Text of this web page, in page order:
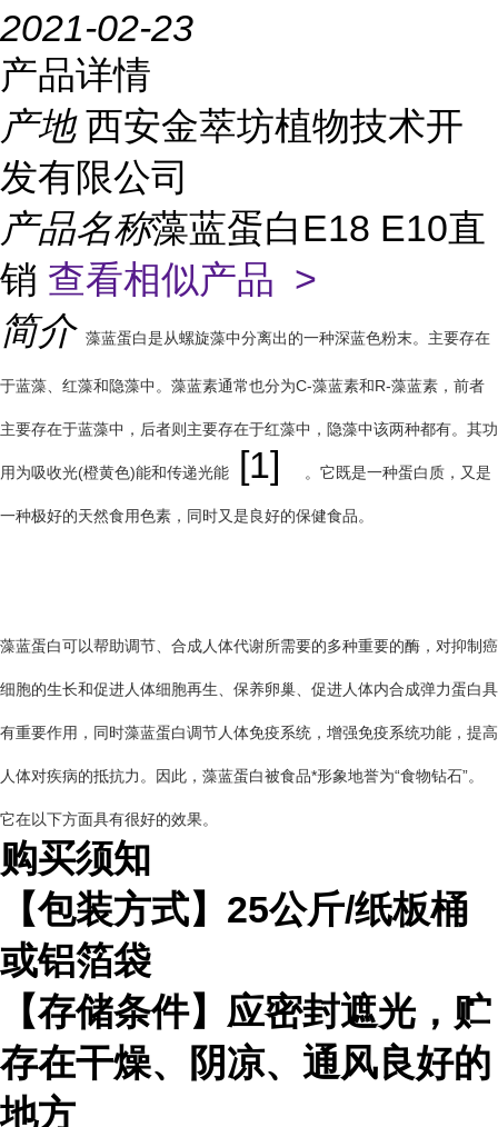
2021-02-23
产品详情
产地 西安金萃坊植物技术开
发有限公司
产品名称藻蓝蛋白E18 E10直
销 查看相似产品 >
简介 藻蓝蛋白是从螺旋藻中分离出的一种深蓝色粉末。主要存在
于蓝藻、红藻和隐藻中。藻蓝素通常也分为C-藻蓝素和R-藻蓝素，前者
主要存在于蓝藻中，后者则主要存在于红藻中，隐藻中该两种都有。其功
用为吸收光(橙黄色)能和传递光能 [1] 。它既是一种蛋白质，又是
一种极好的天然食用色素，同时又是良好的保健食品。
藻蓝蛋白可以帮助调节、合成人体代谢所需要的多种重要的酶，对抑制癌
细胞的生长和促进人体细胞再生、保养卵巢、促进人体内合成弹力蛋白具
有重要作用，同时藻蓝蛋白调节人体免疫系统，增强免疫系统功能，提高
人体对疾病的抵抗力。因此，藻蓝蛋白被食品*形象地誉为“食物钻石”。
它在以下方面具有很好的效果。
购买须知
【包装方式】 25公斤/纸板桶
或铝箔袋
【存储条件】应密封遮光，贮
存在干燥、阴凉、通风良好的
地方